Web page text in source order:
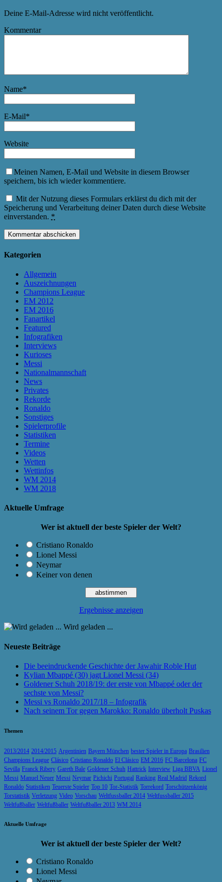
Deine E-Mail-Adresse wird nicht veröffentlicht.
Kommentar
Name*
E-Mail*
Website
Meinen Namen, E-Mail und Website in diesem Browser
speichern, bis ich wieder kommentiere.
Mit der Nutzung dieses Formulars erklärst du dich mit der
Speicherung und Verarbeitung deiner Daten durch diese Website
einverstanden. *
Kategorien
Allgemein
Auszeichnungen
Champions League
EM 2012
EM 2016
Fanartikel
Featured
Infografiken
Interviews
Kurioses
Messi
Nationalmannschaft
News
Privates
Rekorde
Ronaldo
Sonstiges
Spielerprofile
Statistiken
Termine
Videos
Wetten
Wettinfos
WM 2014
WM 2018
Aktuelle Umfrage
Wer ist aktuell der beste Spieler der Welt?
Cristiano Ronaldo
Lionel Messi
Neymar
Keiner von denen
Ergebnisse anzeigen
Wird geladen ...
Neueste Beiträge
Die beeindruckende Geschichte der Jawahir Roble Hut
Kylian Mbappé (30) jagt Lionel Messi (34)
Goldener Schuh 2018/19: der erste von Mbappé oder der
sechste von Messi?
Messi vs Ronaldo 2017/18 – Infografik
Nach seinem Tor gegen Marokko: Ronaldo überholt Puskas
Themen
2013/2014 2014/2015 Argentinien Bayern München bester Spieler in Europa Brasilien
Champions League Clásico Cristiano Ronaldo El Clásico EM 2016 FC Barcelona FC
Sevilla Franck Ribery Gareth Bale Goldener Schuh Hattrick Interview Liga BBVA Lionel
Messi Manuel Neuer Messi Neymar Pichichi Portugal Ranking Real Madrid Rekord
Ronaldo Statistiken Teuerste Spieler Top 10 Tor-Statistik Torrekord Torschützenkönig
Torstatistik Verletzung Video Vorschau Weltfussballer 2014 Weltfussballer 2015
Weltfußballer Weltfußballer Weltfußballer 2013 WM 2014
Aktuelle Umfrage
Wer ist aktuell der beste Spieler der Welt?
Cristiano Ronaldo
Lionel Messi